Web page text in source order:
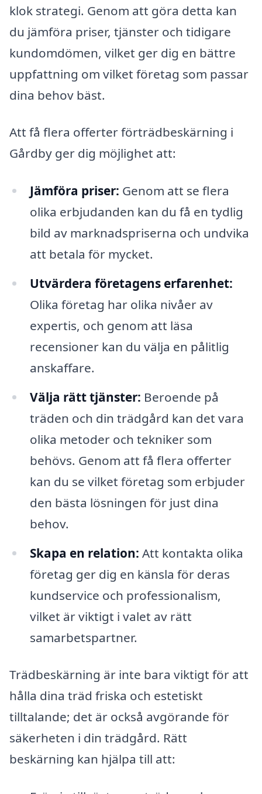
klok strategi. Genom att göra detta kan
du jämföra priser, tjänster och tidigare
kundomdömen, vilket ger dig en bättre
uppfattning om vilket företag som passar
dina behov bäst.
Att få flera offerter förträdbeskärning i
Gårdby ger dig möjlighet att:
Jämföra priser: Genom att se flera
olika erbjudanden kan du få en tydlig
bild av marknadspriserna och undvika
att betala för mycket.
Utvärdera företagens erfarenhet:
Olika företag har olika nivåer av
expertis, och genom att läsa
recensioner kan du välja en pålitlig
anskaffare.
Välja rätt tjänster: Beroende på
träden och din trädgård kan det vara
olika metoder och tekniker som
behövs. Genom att få flera offerter
kan du se vilket företag som erbjuder
den bästa lösningen för just dina
behov.
Skapa en relation: Att kontakta olika
företag ger dig en känsla för deras
kundservice och professionalism,
vilket är viktigt i valet av rätt
samarbetspartner.
Trädbeskärning är inte bara viktigt för att
hålla dina träd friska och estetiskt
tilltalande; det är också avgörande för
säkerheten i din trädgård. Rätt
beskärning kan hjälpa till att: